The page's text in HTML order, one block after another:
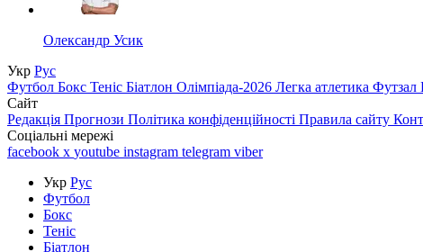
Олександр Усик
Укр Рус
Футбол Бокс Теніс Біатлон Олімпіада-2026 Легка атлетика Футзал
Сайт
Редакція Прогнози Політика конфіденційності Правила сайту
Соціальні мережі
facebook x youtube instagram telegram viber
Укр Рус
Футбол
Бокс
Теніс
Біатлон